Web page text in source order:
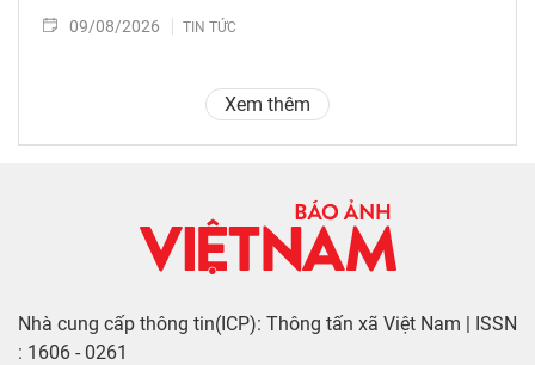
09/08/2026 TIN TỨC
Xem thêm
Nhà cung cấp thông tin(ICP): Thông tấn xã Việt Nam | ISSN
: 1606 - 0261